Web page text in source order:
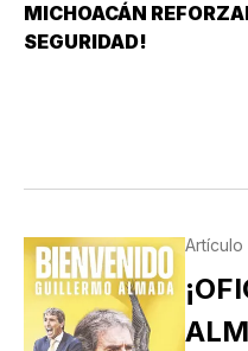
MICHOACÁN
SEGURIDAD!